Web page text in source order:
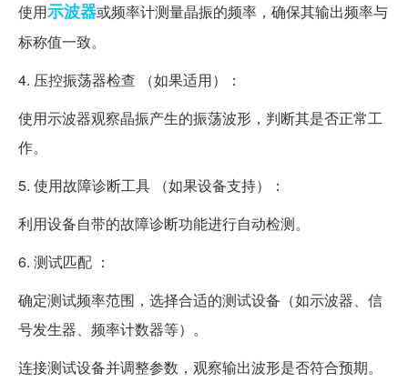
使用示波器或频率计测量晶振的频率，确保其输出频率与
标称值一致。
4. 压控振荡器检查 （如果适用）：
使用示波器观察晶振产生的振荡波形，判断其是否正常工
作。
5. 使用故障诊断工具 （如果设备支持）：
利用设备自带的故障诊断功能进行自动检测。
6. 测试匹配 ：
确定测试频率范围，选择合适的测试设备（如示波器、信
号发生器、频率计数器等）。
连接测试设备并调整参数，观察输出波形是否符合预期。